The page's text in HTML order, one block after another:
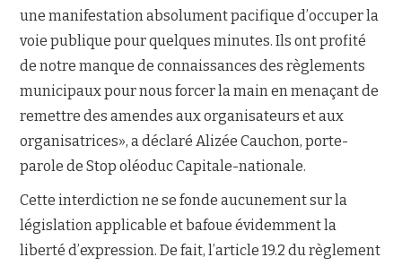
une manifestation absolument pacifique d’occuper la
voie publique pour quelques minutes. Ils ont profité
de notre manque de connaissances des règlements
municipaux pour nous forcer la main en menaçant de
remettre des amendes aux organisateurs et aux
organisatrices», a déclaré Alizée Cauchon, porte-
parole de Stop oléoduc Capitale-nationale.
Cette interdiction ne se fonde aucunement sur la
législation applicable et bafoue évidemment la
liberté d’expression. De fait, l’article 19.2 du règlement